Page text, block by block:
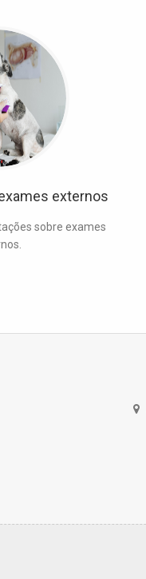
externos
sobre exames